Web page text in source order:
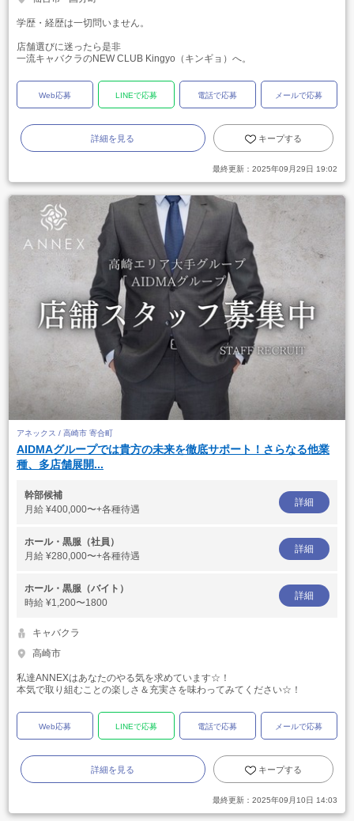
学歴・経歴は一切問いません。
店舗選びに迷ったら是非
一流キャバクラのNEW CLUB Kingyo（キンギョ）へ。
Web応募 LINEで応募 電話で応募 メールで応募
詳細を見る キープする
最終更新： 2025年09月29日 19:02
アネックス / 高崎市 寄合町
AIDMAグループでは貴方の未来を徹底サポート！さらなる他業
種、多店舗展開...
幹部候補
月給 ¥400,000〜+各種待遇
詳細
ホール・黒服（社員）
月給 ¥280,000〜+各種待遇
詳細
ホール・黒服（バイト）
時給 ¥1,200〜1800
詳細
キャバクラ
高崎市
私達ANNEXはあなたのやる気を求めています☆！
本気で取り組むことの楽しさ＆充実さを味わってみてください☆！
Web応募 LINEで応募 電話で応募 メールで応募
詳細を見る キープする
最終更新： 2025年09月10日 14:03